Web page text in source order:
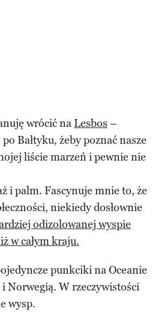
wrócić na Lesbos –
Bałtyku, żeby poznać nasze
liście marzeń i pewnie nie
i palm. Fascynuje mnie to, że
niekiedy dosłownie
odizolowanej wyspie
w całym kraju.
punkciki na Oceanie
W rzeczywistości
wysp.